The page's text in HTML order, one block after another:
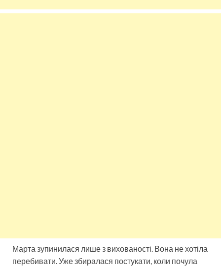
Марта зупинилася лише з вихованості. Вона не хотіла
перебивати. Уже збиралася постукати, коли почула